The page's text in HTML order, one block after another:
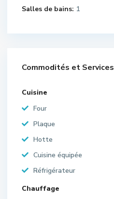
Salles de bains: 1
Commodités et Services
Cuisine
Four
Plaque
Hotte
Cuisine équipée
Réfrigérateur
Chauffage